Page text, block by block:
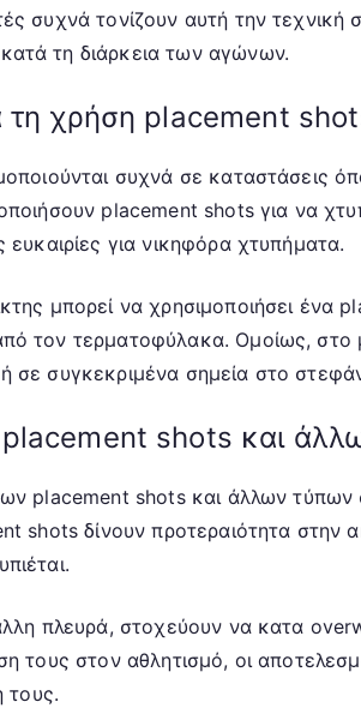
συχνά τονίζουν αυτή την
τη διάρκεια των αγώνων.
τη χρήση placement
συχνά σε καταστάσεις
placement shots για να
ευκαιρίες για νικηφόρα χτυπήματα.
μπορεί να χρησιμοποιήσει
τον τερματοφύλακα. Ομοίως, στο
σε συγκεκριμένα σημεία στο
shots και
placement shots και άλλων
shots δίνουν προτεραιότητα στην
πλευρά, στοχεύουν να κατα
τους στον αθλητισμό, οι
τους.